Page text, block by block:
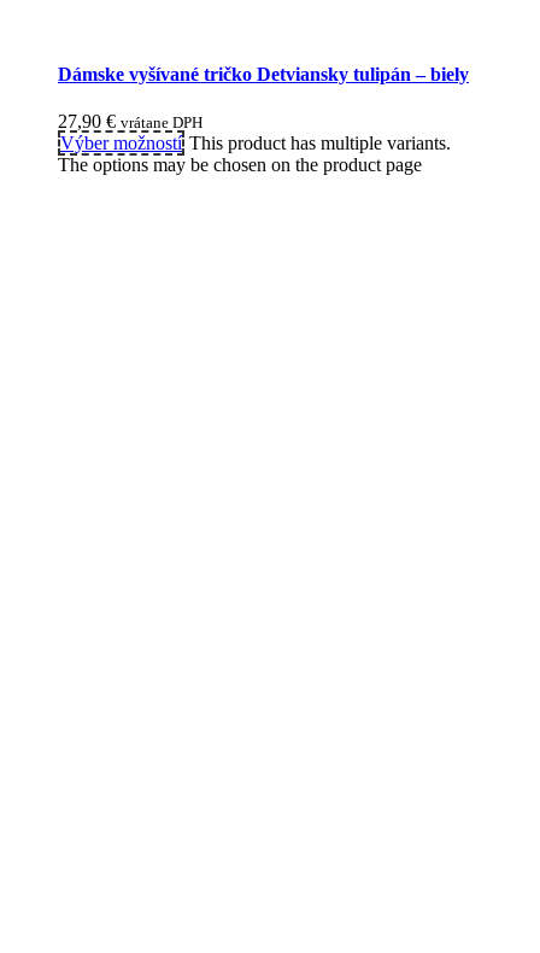
Dámske vyšívané tričko Detviansky tulipán – biely
27,90 € vrátane DPH
Výber možností This product has multiple variants.
The options may be chosen on the product page